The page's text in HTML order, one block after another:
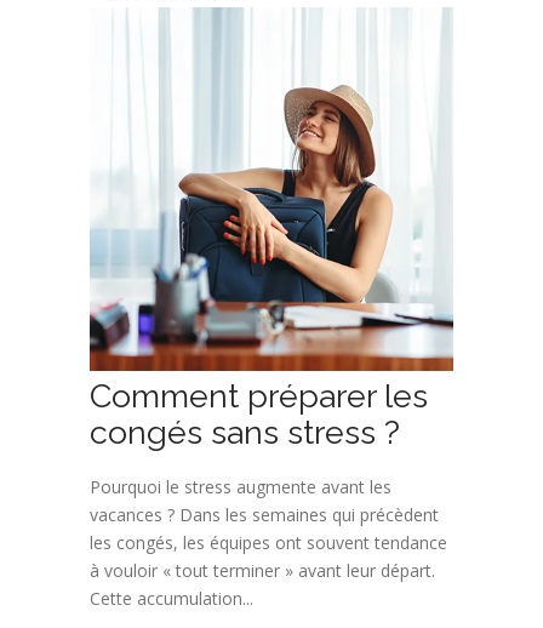
Comment préparer les
congés sans stress ?
Pourquoi le stress augmente avant les
vacances ? Dans les semaines qui précèdent
les congés, les équipes ont souvent tendance
à vouloir « tout terminer » avant leur départ.
Cette accumulation...